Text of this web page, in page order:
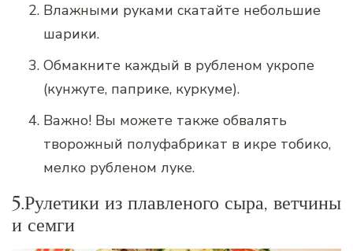
Влажными руками скатайте небольшие
шарики.
Обмакните каждый в рубленом укропе
(кунжуте, паприке, куркуме).
Важно! Вы можете также обвалять
творожный полуфабрикат в икре тобико,
мелко рубленом луке.
5.Рулетики из плавленого сыра, ветчины
и семги